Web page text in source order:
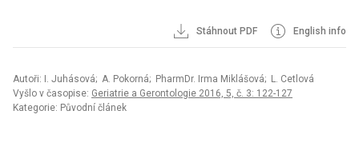
Stáhnout PDF English info
Autoři: I. Juhásová; A. Pokorná; PharmDr. Irma Miklášová; L. Cetlová
Vyšlo v časopise: Geriatrie a Gerontologie 2016, 5, č. 3: 122-127
Kategorie: Původní článek